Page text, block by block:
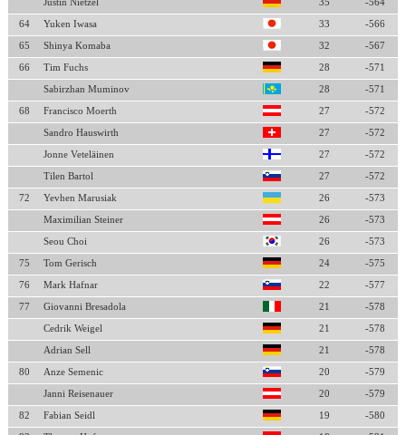
Justin Nietzel 35 -564
64 Yuken Iwasa 33 -566
65 Shinya Komaba 32 -567
66 Tim Fuchs 28 -571
Sabirzhan Muminov 28 -571
68 Francisco Moerth 27 -572
Sandro Hauswirth 27 -572
Jonne Veteläinen 27 -572
Tilen Bartol 27 -572
72 Yevhen Marusiak 26 -573
Maximilian Steiner 26 -573
Seou Choi 26 -573
75 Tom Gerisch 24 -575
76 Mark Hafnar 22 -577
77 Giovanni Bresadola 21 -578
Cedrik Weigel 21 -578
Adrian Sell 21 -578
80 Anze Semenic 20 -579
Janni Reisenauer 20 -579
82 Fabian Seidl 19 -580